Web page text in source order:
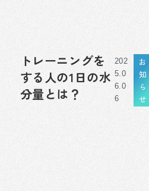
トレーニングを
する人の1日の水
分量とは？
202
5.0
6.0
6
お
知
ら
せ